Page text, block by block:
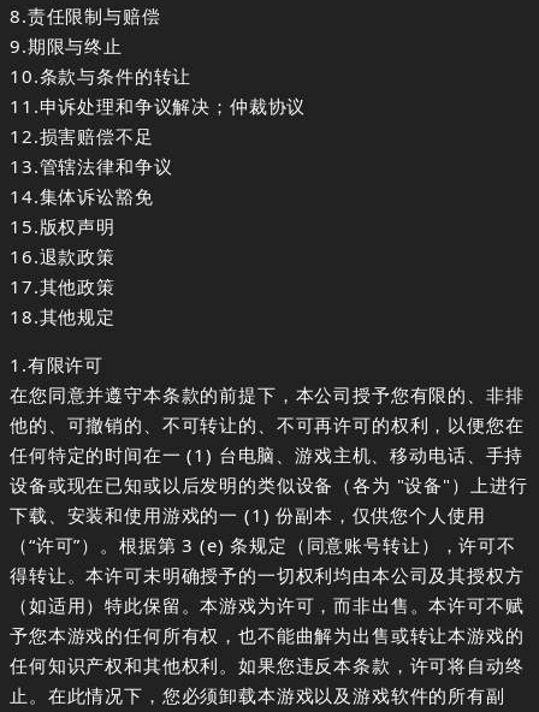
8.责任限制与赔偿
9.期限与终止
10.条款与条件的转让
11.申诉处理和争议解决；仲裁协议
12.损害赔偿不足
13.管辖法律和争议
14.集体诉讼豁免
15.版权声明
16.退款政策
17.其他政策
18.其他规定
1.有限许可
在您同意并遵守本条款的前提下，本公司授予您有限的、非排
他的、可撤销的、不可转让的、不可再许可的权利，以便您在
任何特定的时间在一 (1) 台电脑、游戏主机、移动电话、手持
设备或现在已知或以后发明的类似设备（各为 "设备"）上进行
下载、安装和使用游戏的一 (1) 份副本，仅供您个人使用
（“许可”）。根据第 3 (e) 条规定（同意账号转让），许可不
得转让。本许可未明确授予的一切权利均由本公司及其授权方
（如适用）特此保留。本游戏为许可，而非出售。本许可不赋
予您本游戏的任何所有权，也不能曲解为出售或转让本游戏的
任何知识产权和其他权利。如果您违反本条款，许可将自动终
止。在此情况下，您必须卸载本游戏以及游戏软件的所有副